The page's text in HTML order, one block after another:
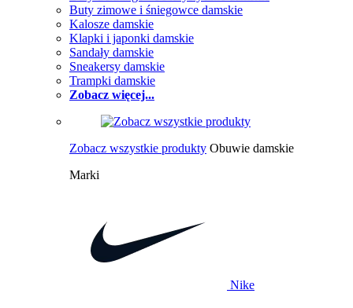
Buty zimowe i śniegowce damskie
Kalosze damskie
Klapki i japonki damskie
Sandały damskie
Sneakersy damskie
Trampki damskie
Zobacz więcej...
Zobacz wszystkie produkty Obuwie damskie
Marki
Nike